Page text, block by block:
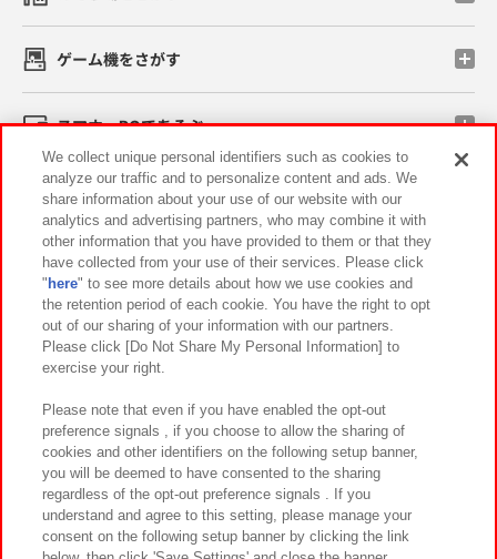
ゲーム機をさがす
スマホ・PCであそぶ
イベント・キャンペーン
関連会社 サステナビリティ サイトポリシー
プライバシーポリシー ウェブアクセシビリティ方針と検証結果
お取引先さまとともに
カスタマーハラスメント対応方針 よくあるご質問・お問い合わせ
We collect unique personal identifiers such as cookies to
analyze our traffic and to personalize content and ads. We
share information about your use of our website with our
analytics and advertising partners, who may combine it with
other information that you have provided to them or that they
have collected from your use of their services. Please click
" here" to see more details about how we use cookies and
the retention period of each cookie. You have the right to opt
out of our sharing of your information with our partners.
Please click [Do Not Share My Personal Information] to
exercise your right.
Please note that even if you have enabled the opt-out
preference signals , if you choose to allow the sharing of
cookies and other identifiers on the following setup banner,
you will be deemed to have consented to the sharing
regardless of the opt-out preference signals . If you
understand and agree to this setting, please manage your
consent on the following setup banner by clicking the link